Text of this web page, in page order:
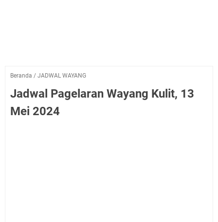
Beranda / JADWAL WAYANG
Jadwal Pagelaran Wayang Kulit, 13
Mei 2024